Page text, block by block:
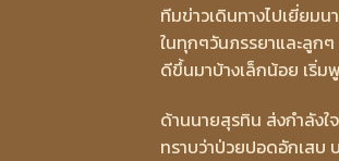
ทีมข่าวเดินทางไปเยี่ยม
ในทุกๆวันภรรยาและลูก
ดีขึ้นมาบ้างเล็กน้อย เริ่
ด้านนายสุรทิน ส่งกำลังใ
ทราบว่าป่วยปอดอักเสบ